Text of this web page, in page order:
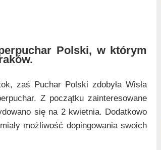
Polski, w którym
zaś Puchar Polski zdobyła Wisła
Z początku zainteresowane
się na 2 kwietnia. Dodatkowo
możliwość dopingowania swoich